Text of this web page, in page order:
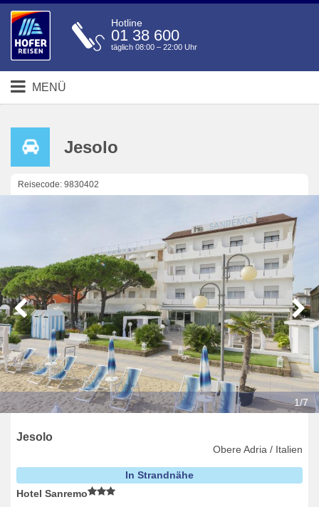
Hotline
01 38 600
täglich 08:00 – 22:00 Uhr
MENÜ
Jesolo
Reisecode: 9830402
1/7
Jesolo
Obere Adria / Italien
In Strandnähe
Hotel Sanremo